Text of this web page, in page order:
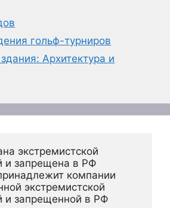
гольф-турниров
Архитектура и
экстремистской
и запрещена в РФ
компании
экстремистской
и запрещенной в РФ